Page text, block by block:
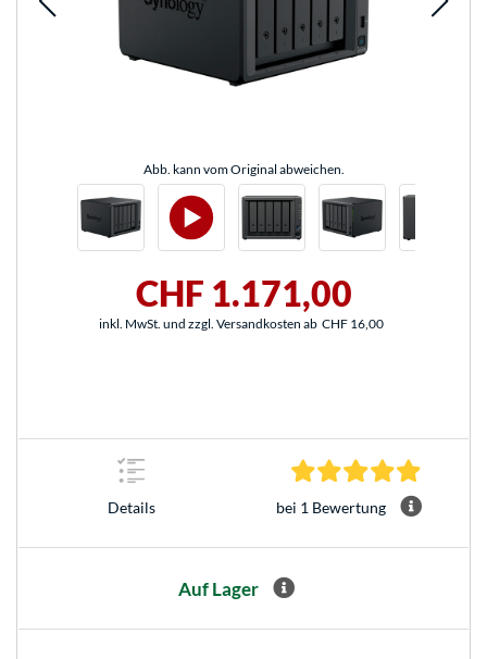
Abb. kann vom Original abweichen.
CHF 1.171,00
inkl. MwSt. und zzgl. Versandkosten ab CHF 16,00
Details bei 1 Bewertung
Auf Lager